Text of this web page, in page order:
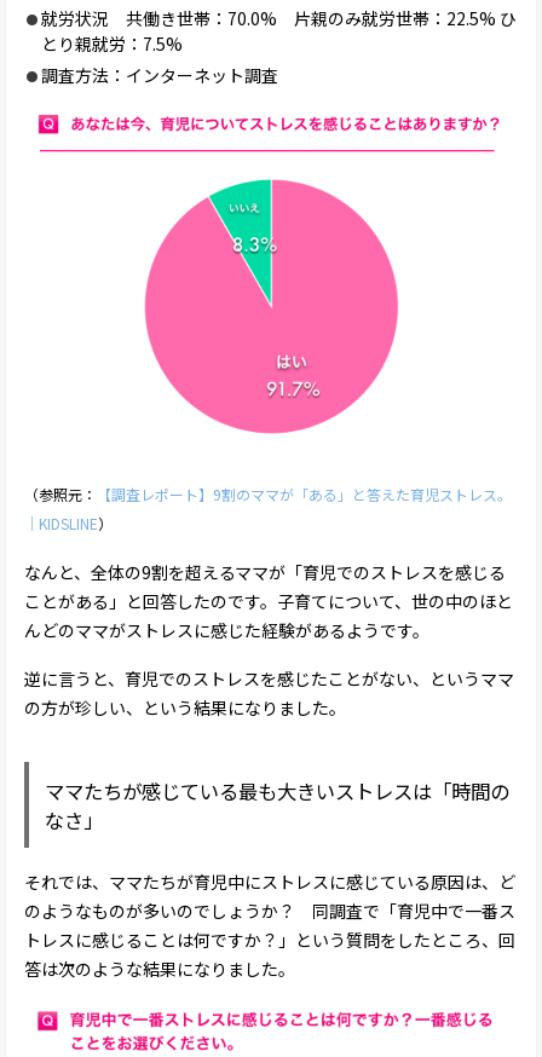
就労状況 共働き世帯：70.0% 片親のみ就労世帯：22.5% ひ
とり親就労：7.5%
調査方法：インターネット調査
（参照元：
【調査レポート】9割のママが「ある」と答えた育児ストレス。
｜KIDSLINE）
なんと、全体の9割を超えるママが「育児でのストレスを感じる
ことがある」と回答したのです。子育てについて、世の中のほと
んどのママがストレスに感じた経験があるようです。
逆に言うと、育児でのストレスを感じたことがない、というママ
の方が珍しい、という結果になりました。
ママたちが感じている最も大きいストレスは「時間の
なさ」
それでは、ママたちが育児中にストレスに感じている原因は、ど
のようなものが多いのでしょうか？ 同調査で「育児中で一番ス
トレスに感じることは何ですか？」という質問をしたところ、回
答は次のような結果になりました。